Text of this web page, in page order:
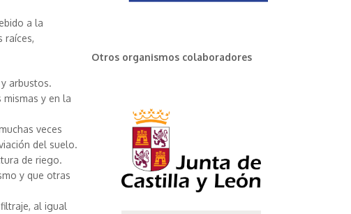
a la
raíces,
arbustos.
y en la
veces
del suelo.
de riego.
y que otras
al igual
Otros organismos colaboradores